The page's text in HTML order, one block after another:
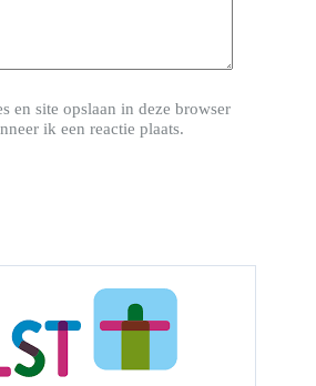
en site opslaan in deze browser
ik een reactie plaats.